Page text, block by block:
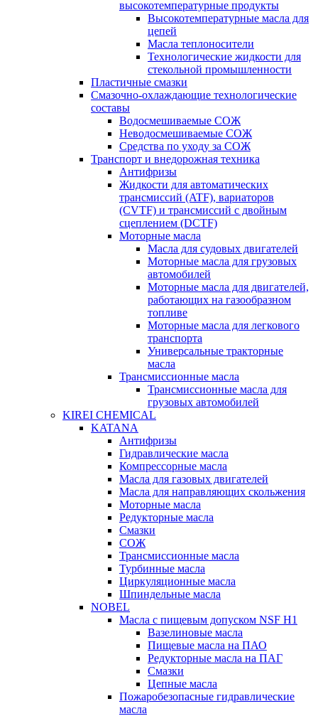
высокотемпературные продукты
Высокотемпературные масла для
цепей
Масла теплоносители
Технологические жидкости для
стекольной промышленности
Пластичные смазки
Смазочно-охлаждающие технологические
составы
Водосмешиваемые СОЖ
Неводосмешиваемые СОЖ
Средства по уходу за СОЖ
Транспорт и внедорожная техника
Антифризы
Жидкости для автоматических
трансмиссий (ATF), вариаторов
(CVTF) и трансмиссий с двойным
сцеплением (DCTF)
Моторные масла
Масла для судовых двигателей
Моторные масла для грузовых
автомобилей
Моторные масла для двигателей,
работающих на газообразном
топливе
Моторные масла для легкового
транспорта
Универсальные тракторные
масла
Трансмиссионные масла
Трансмиссионные масла для
грузовых автомобилей
KIREI CHEMICAL
KATANA
Антифризы
Гидравлические масла
Компрессорные масла
Масла для газовых двигателей
Масла для направляющих скольжения
Моторные масла
Редукторные масла
Смазки
СОЖ
Трансмиссионные масла
Турбинные масла
Циркуляционные масла
Шпиндельные масла
NOBEL
Масла с пищевым допуском NSF H1
Вазелиновые масла
Пищевые масла на ПАО
Редукторные масла на ПАГ
Смазки
Цепные масла
Пожаробезопасные гидравлические
масла